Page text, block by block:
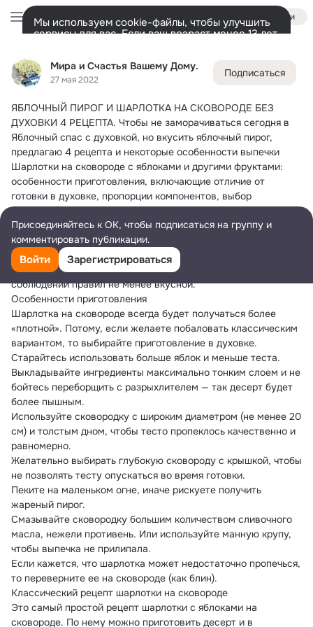
Мира и Счастья Вашему Дому.
27 мая 2022
Подписаться
ЯБЛОЧНЫЙ ПИРОГ И ШАРЛОТКА НА СКОВОРОДЕ БЕЗ
ДУХОВКИ 4 РЕЦЕПТА. Чтобы не заморачиваться сегодня в
Яблочный спас с духовкой, но вкусить яблочный пирог,
предлагаю 4 рецепта и некоторые особенности выпечки
Шарлотки на сковороде с яблоками и другими фруктами:
особенности приготовления, включающие отличие от
готовки в духовке, пропорции компонентов, выбор
сковородки, правила выпекания. 4 простых рецепта:
базовый, с грушами, с корицей и орехами, с мандаринами.
Так стоит готовить в том случае, когда у вас нет духовки.
Что, например, актуально для дачи или студенческого
общежития. Шарлотка выходит не столь воздушной, но при
соблюдении правил не менее вкусной.
Особенности приготовления
Шарлотка на сковороде всегда будет получаться более
«плотной». Потому, если желаете побаловать классическим
вариантом, то выбирайте приготовление в духовке.
Старайтесь использовать больше яблок и меньше теста.
Выкладывайте ингредиенты максимально тонким слоем и не
бойтесь переборщить с разрыхлителем — так десерт будет
более пышным.
Используйте сковородку с широким диаметром (не менее 20
см) и толстым дном, чтобы тесто пропеклось качественно и
равномерно.
Желательно выбирать глубокую сковороду с крышкой, чтобы
не позволять тесту опускаться во время готовки.
Пеките на маленьком огне, иначе рискуете получить
жареный пирог.
Смазывайте сковородку большим количеством сливочного
масла, нежели противень. Или используйте манную крупу,
чтобы выпечка не прилипала.
Если кажется, что шарлотка может недостаточно пропечься,
то переверните ее на сковороде (как блин).
Классический рецепт шарлотки на сковороде
Это самый простой рецепт шарлотки с яблоками на
сковороде. По нему можно приготовить десерт и в
Войти
Мы используем cookie-файлы, чтобы улучшить
сервисы для вас. Если ваш возраст менее 13 лет,
Разрешить все Настроить
Лента Участники Фото 105K Ещё
Дополнительная
колонка
Всё134 895 Обсуждаемые
Присоединяйтесь к ОК, чтобы подписаться на группу и
комментировать публикации.
Войти Зарегистрироваться